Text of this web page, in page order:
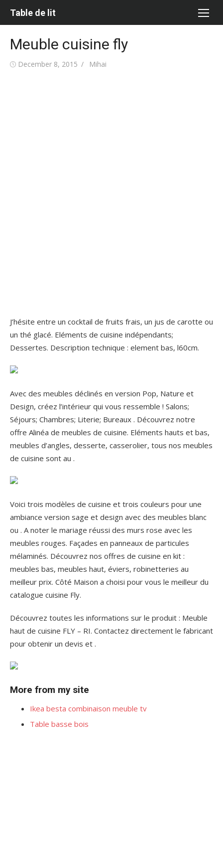
Table de lit
Meuble cuisine fly
Posted
December 8, 2015 Author
Mihai
J’hésite entre un cocktail de fruits frais, un jus de carotte ou
un thé glacé. Eléments de cuisine indépendants;
Dessertes. Description technique : element bas, l60cm.
Avec des meubles déclinés en version Pop, Nature et
Design, créez l’intérieur qui vous ressemble ! Salons;
Séjours; Chambres; Literie; Bureaux . Découvrez notre
offre Alinéa de meubles de cuisine. Eléments hauts et bas,
meubles d’angles, desserte, casserolier, tous nos meubles
de cuisine sont au .
Voici trois modèles de cuisine et trois couleurs pour une
ambiance version sage et design avec des meubles blanc
ou . A noter le mariage réussi des murs rose avec les
meubles rouges. Façades en panneaux de particules
mélaminés. Découvrez nos offres de cuisine en kit :
meubles bas, meubles haut, éviers, robinetteries au
meilleur prix. Côté Maison a choisi pour vous le meilleur du
catalogue cuisine Fly.
Découvrez toutes les informations sur le produit : Meuble
haut de cuisine FLY – RI. Contactez directement le fabricant
pour obtenir un devis et .
More from my site
Ikea besta combinaison meuble tv
Table basse bois